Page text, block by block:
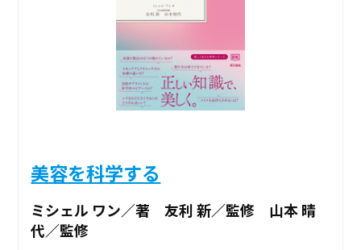
美容を科学する
ミシェル ワン／著 友利 新／監修 山本 晴
代／監修